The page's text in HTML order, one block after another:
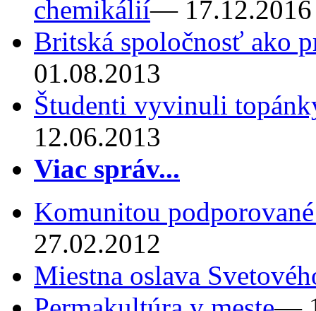
chemikálií— 17.12.2016
Britská spoločnosť ako
01.08.2013
Študenti vyvinuli
12.06.2013
Viac správ...
Komunitou
27.02.2012
Miestna oslava